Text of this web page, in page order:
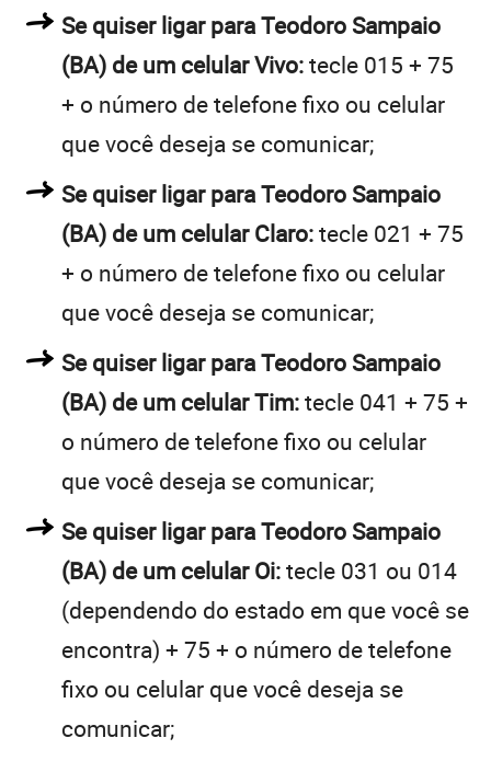
Se quiser ligar para Teodoro Sampaio
(BA) de um celular Vivo:tecle 015 + 75
+ o número de telefone fixo ou celular
que você deseja se comunicar;
Se quiser ligar para Teodoro Sampaio
(BA) de um celular Claro:tecle 021 + 75
+ o número de telefone fixo ou celular
que você deseja se comunicar;
Se quiser ligar para Teodoro Sampaio
(BA) de um celular Tim:tecle 041 + 75 +
o número de telefone fixo ou celular
que você deseja se comunicar;
Se quiser ligar para Teodoro Sampaio
(BA) de um celular Oi:tecle 031 ou 014
(dependendo do estado em que você se
encontra) + 75 + o número de telefone
fixo ou celular que você deseja se
comunicar;